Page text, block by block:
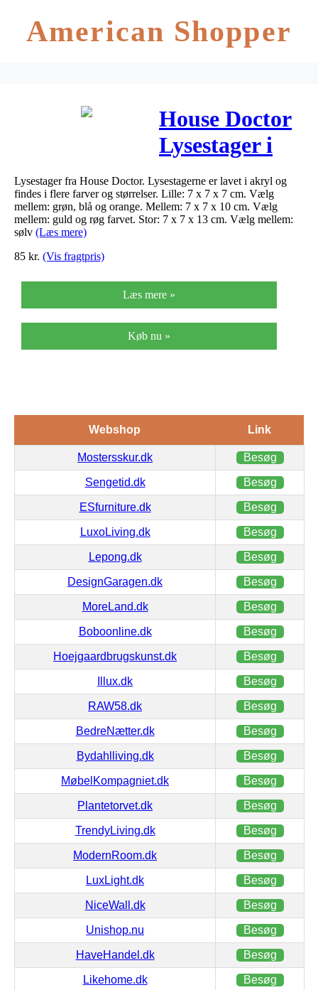
American Shopper
House Doctor
Lysestager i
Akryl (Grøn,
Lille )
Lysestager fra House Doctor. Lysestagerne er lavet i akryl og
findes i flere farver og størrelser. Lille: 7 x 7 x 7 cm. Vælg
mellem: grøn, blå og orange. Mellem: 7 x 7 x 10 cm. Vælg
mellem: guld og røg farvet. Stor: 7 x 7 x 13 cm. Vælg mellem:
sølv (Læs mere)
85 kr. (Vis fragtpris)
Læs mere »
Køb nu »
Webshop Link
Mostersskur.dk Besøg
Sengetid.dk Besøg
ESfurniture.dk Besøg
LuxoLiving.dk Besøg
Lepong.dk Besøg
DesignGaragen.dk Besøg
MoreLand.dk Besøg
Boboonline.dk Besøg
Hoejgaardbrugskunst.dk Besøg
Illux.dk Besøg
RAW58.dk Besøg
BedreNætter.dk Besøg
Bydahlliving.dk Besøg
MøbelKompagniet.dk Besøg
Plantetorvet.dk Besøg
TrendyLiving.dk Besøg
ModernRoom.dk Besøg
LuxLight.dk Besøg
NiceWall.dk Besøg
Unishop.nu Besøg
HaveHandel.dk Besøg
Likehome.dk Besøg